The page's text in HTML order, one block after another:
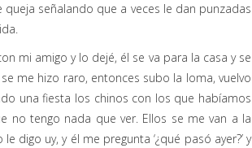
señalando que a veces le dan punzadas
mi amigo y lo dejé, él se va para la casa y se
me hizo raro, entonces subo la loma, vuelvo
una fiesta los chinos con los que habíamos
no tengo nada que ver. Ellos se me van a la
digo uy, y él me pregunta ‘¿qué pasó ayer?’ y